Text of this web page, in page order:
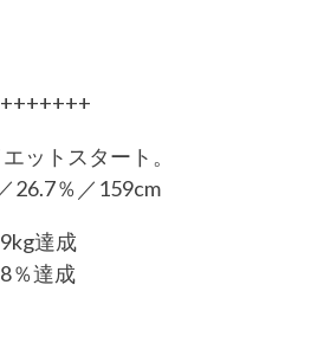
ットスタート。
26.7％／159cm
達成
％達成